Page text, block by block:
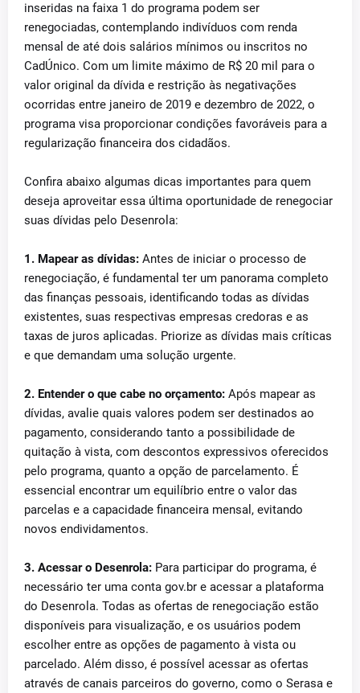
inseridas na faixa 1 do programa podem ser
renegociadas, contemplando indivíduos com renda
mensal de até dois salários mínimos ou inscritos no
CadÚnico. Com um limite máximo de R$ 20 mil para o
valor original da dívida e restrição às negativações
ocorridas entre janeiro de 2019 e dezembro de 2022, o
programa visa proporcionar condições favoráveis para a
regularização financeira dos cidadãos.
Confira abaixo algumas dicas importantes para quem
deseja aproveitar essa última oportunidade de renegociar
suas dívidas pelo Desenrola:
1. Mapear as dívidas: Antes de iniciar o processo de
renegociação, é fundamental ter um panorama completo
das finanças pessoais, identificando todas as dívidas
existentes, suas respectivas empresas credoras e as
taxas de juros aplicadas. Priorize as dívidas mais críticas
e que demandam uma solução urgente.
2. Entender o que cabe no orçamento: Após mapear as
dívidas, avalie quais valores podem ser destinados ao
pagamento, considerando tanto a possibilidade de
quitação à vista, com descontos expressivos oferecidos
pelo programa, quanto a opção de parcelamento. É
essencial encontrar um equilíbrio entre o valor das
parcelas e a capacidade financeira mensal, evitando
novos endividamentos.
3. Acessar o Desenrola: Para participar do programa, é
necessário ter uma conta gov.br e acessar a plataforma
do Desenrola. Todas as ofertas de renegociação estão
disponíveis para visualização, e os usuários podem
escolher entre as opções de pagamento à vista ou
parcelado. Além disso, é possível acessar as ofertas
através de canais parceiros do governo, como o Serasa e